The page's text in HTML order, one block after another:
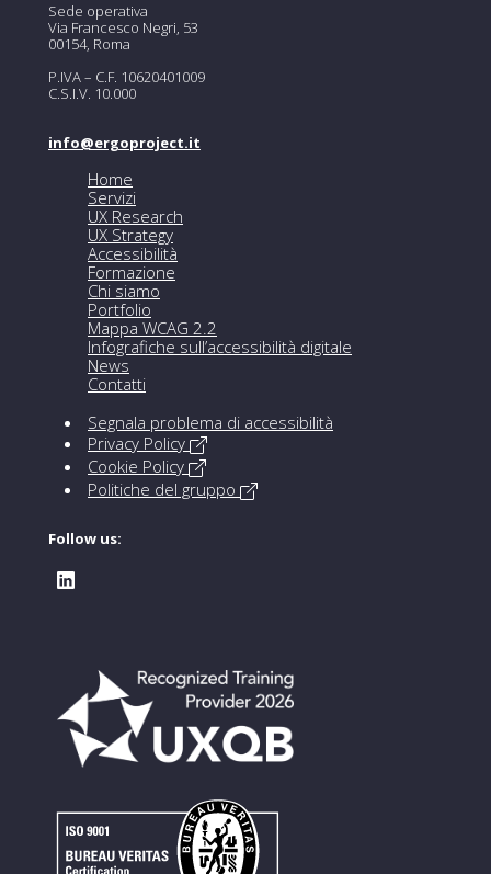
Sede operativa
Via Francesco Negri, 53
00154, Roma
P.IVA – C.F. 10620401009
C.S.I.V. 10.000
info@ergoproject.it
Home
Servizi
UX Research
UX Strategy
Accessibilità
Formazione
Chi siamo
Portfolio
Mappa WCAG 2.2
Infografiche sull’accessibilità digitale
News
Contatti
Segnala problema di accessibilità
Privacy Policy
Cookie Policy
Politiche del gruppo
Follow us: